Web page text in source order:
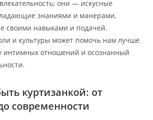
они — искусные
знаниями и манерами,
своими навыками и подачей.
и культуры может помочь нам лучше
интимных отношений и осознанный
куртизанкой: от
современности